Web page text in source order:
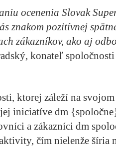
ocenenia Slovak
znakom pozitívnej
zákazníkov, ako aj
konateľ
ktorej záleží na
iniciatíve dm
a zákazníci dm
čím nielenže šíria